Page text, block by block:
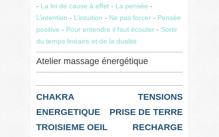
- La loi de cause à effet - La pensée -
L’intention - L’intuition - Ne pas forcer - Pensée
positive - Pour entendre il faut écouter - Sortir
du temps linéaire et de la dualité
Atelier massage énergétique
CHAKRA
ENERGETIQUE
TROISIEME OEIL
TENSIONS
PRISE DE TERRE
RECHARGE